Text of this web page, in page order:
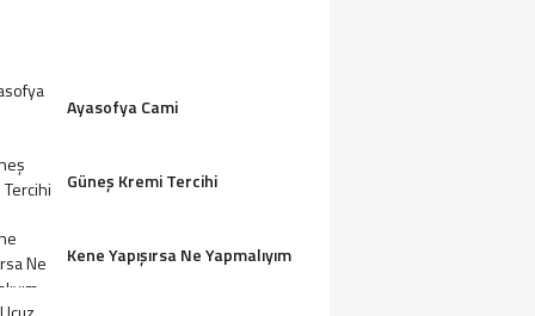
Ayasofya Cami
Güneş Kremi Tercihi
Kene Yapışırsa Ne Yapmalıyım